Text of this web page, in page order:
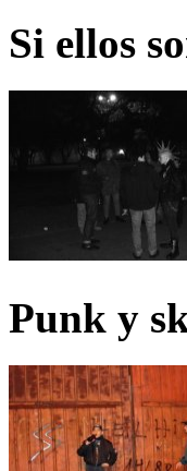
Si ellos
Punk y